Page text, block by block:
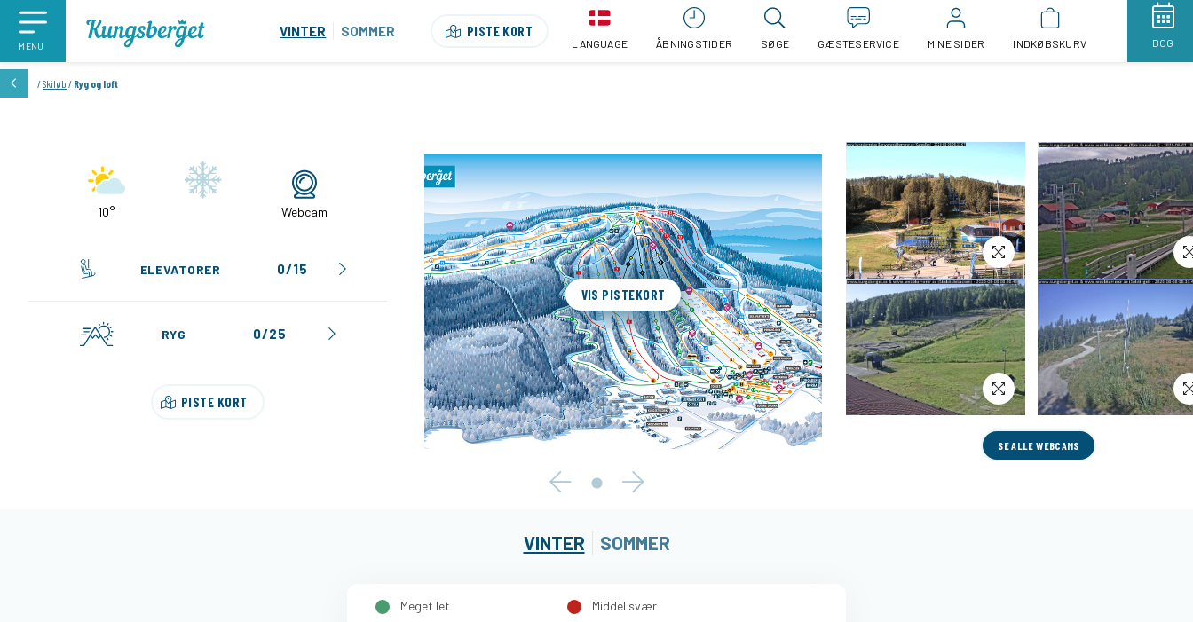
MENU
/Skiløb / Ryg og løft
VINTER SOMMER PISTE KORT
LANGUAGE ÅBNINGSTIDER SØGE GÆSTESERVICE MINE SIDER INDKØBSKURV BOG
ELEVATORER 0/15
RYG 0/25
10° Webcam
PISTE KORT
VIS PISTEKORT
SE ALLE WEBCAMS
VINTER SOMMER
Meget let
Middel svær